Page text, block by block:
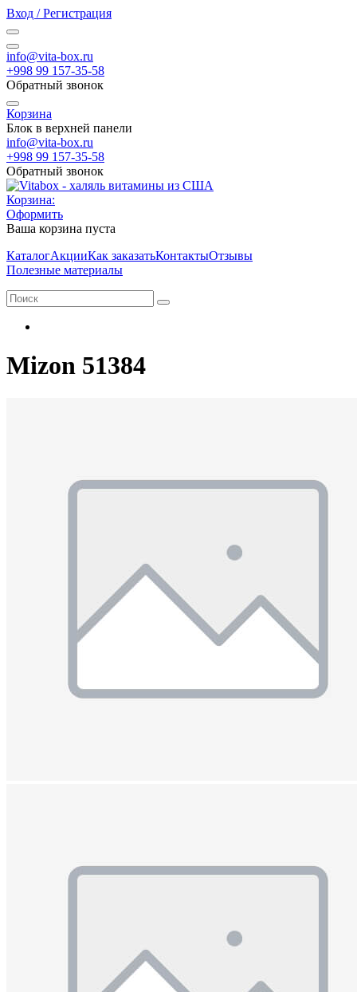
Вход / Регистрация
info@vita-box.ru
+998 99 157-35-58
Обратный звонок
Корзина
Блок в верхней панели
info@vita-box.ru
+998 99 157-35-58
Обратный звонок
Корзина:
Оформить
Ваша корзина пуста
КаталогАкцииКак заказатьКонтактыОтзывы
Полезные материалы
Mizon 51384